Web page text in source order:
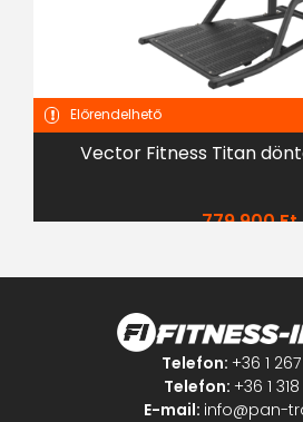
Előrendelhető
Vector Fitness Titan
779 900Ft
Telefon: +36 1
Telefon: +36 1
E-mail: info@pan-